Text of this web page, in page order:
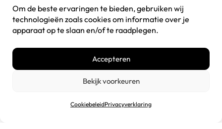
Om de beste ervaringen te bieden, gebruiken wij
technologieën zoals cookies om informatie over je
apparaat op te slaan en/of te raadplegen.
Accepteren
Bekijk voorkeuren
CookiebeleidPrivacyverklaring
Winkelmandje
Over ons
Algemene voorwaarden